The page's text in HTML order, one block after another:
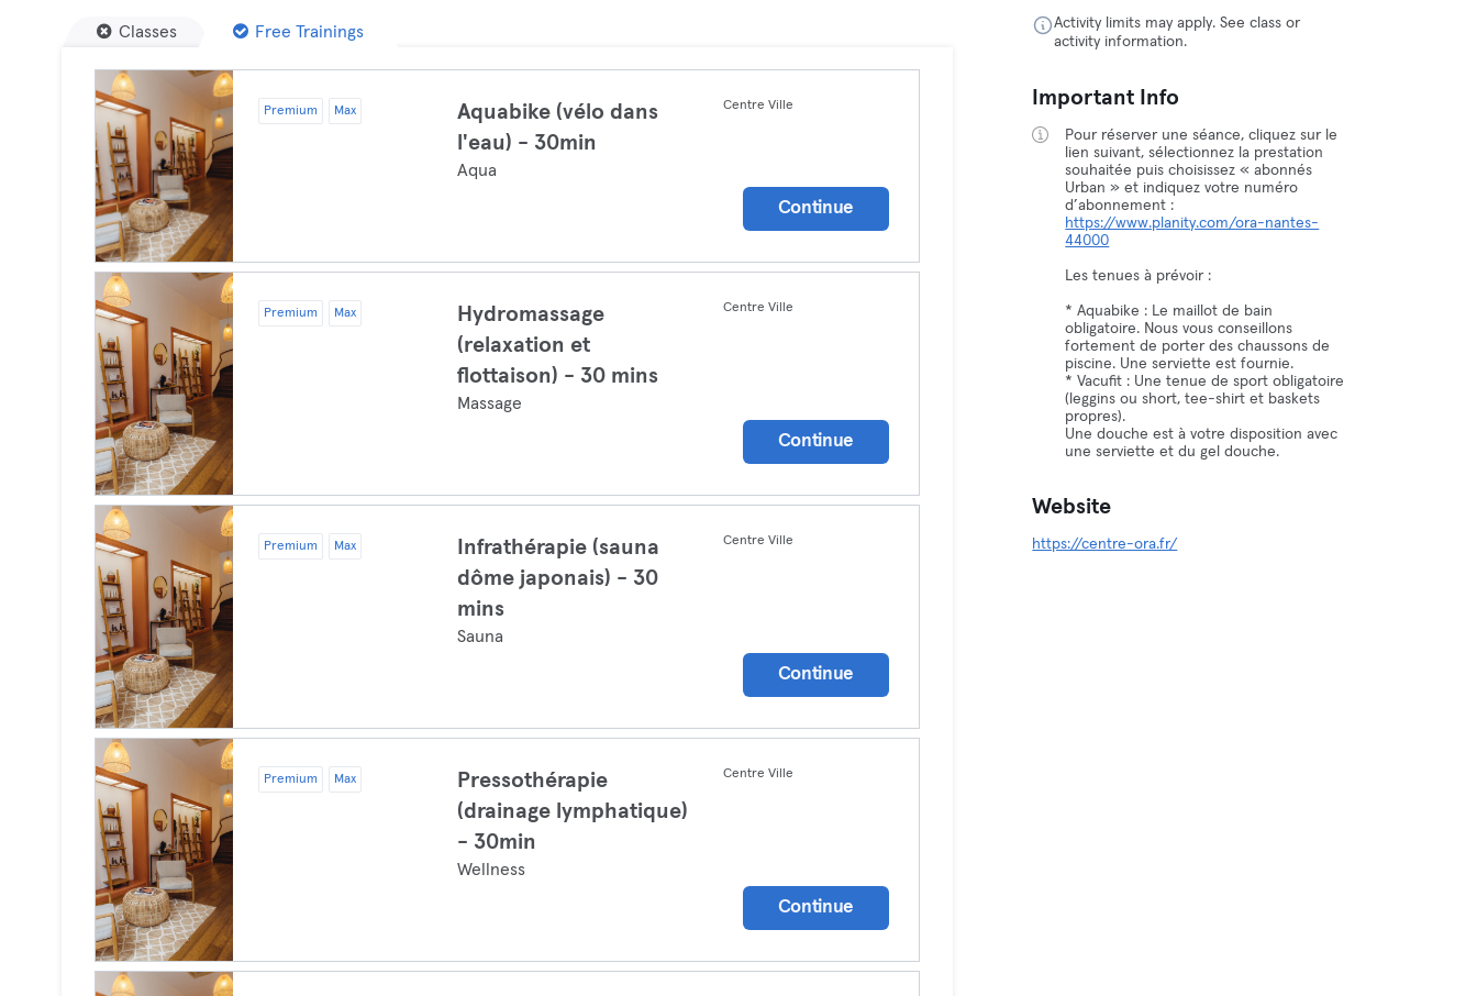
Classes Free Trainings
Premium Max
Aquabike (vélo dans
l'eau) - 30min
Aqua
Centre Ville
Continue
Premium Max
Hydromassage
(relaxation et
flottaison) - 30 mins
Massage
Centre Ville
Continue
Premium Max
Infrathérapie (sauna
dôme japonais) - 30
mins
Sauna
Centre Ville
Continue
Premium Max
Pressothérapie
(drainage lymphatique)
- 30min
Wellness
Centre Ville
Continue
Activity limits may apply. See class or
activity information.
Important Info
Pour réserver une séance, cliquez sur le
lien suivant, sélectionnez la prestation
souhaitée puis choisissez « abonnés
Urban » et indiquez votre numéro
d’abonnement :
https://www.planity.com/ora-nantes-
44000
Les tenues à prévoir :
* Aquabike : Le maillot de bain
obligatoire. Nous vous conseillons
fortement de porter des chaussons de
piscine. Une serviette est fournie.
* Vacufit : Une tenue de sport obligatoire
(leggins ou short, tee-shirt et baskets
propres).
Une douche est à votre disposition avec
une serviette et du gel douche.
Website
https://centre-ora.fr/